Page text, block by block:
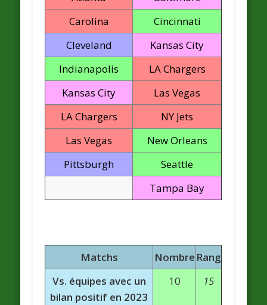
Carolina
Cincinnati
Cleveland
Kansas City
Indianapolis
LA Chargers
Kansas City
Las Vegas
LA Chargers
NY Jets
Las Vegas
New Orleans
Pittsburgh
Seattle
Tampa Bay
Matchs Nombre Rang
Vs. équipes avec un
bilan positif en 2023
10 15